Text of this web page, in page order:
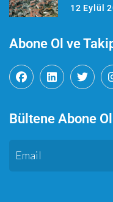
12 Eylül
Abone Ol ve
Bültene Abone Ol